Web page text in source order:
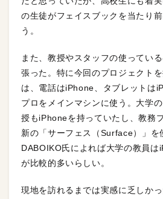
の生徒がフェイスブックを当たり
う。
また、教授やスタッフの使ってい
張った。特に今回のプロジェクト
は、電話はiPhone、タブレットは
プロをメインマシンに使う。大学
授もiPhoneを持っていたし、教務
新の「サーフェス（Surface）」を
DABOIKO氏によれば大学の教員
が比較的多いらしい。
現地を訪れるまでは実感に乏しか